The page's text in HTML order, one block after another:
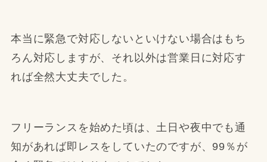
本当に緊急で対応しないといけない場合はもち
ろん対応しますが、それ以外は営業日に対応す
れば全然大丈夫でした。
フリーランスを始めた頃は、土日や夜中でも通
知があれば即レスをしていたのですが、99％が